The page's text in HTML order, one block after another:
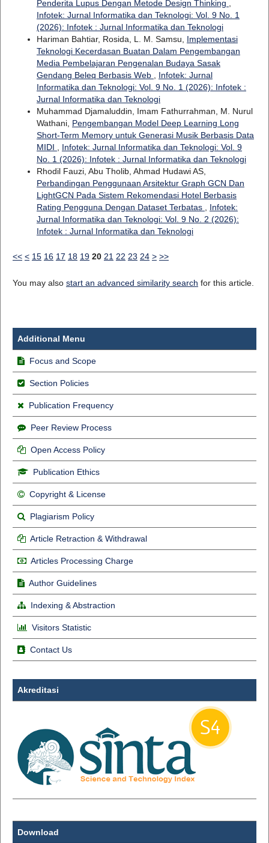
Penderita Lupus Dengan Metode Design Thinking
Infotek: Jurnal Informatika dan Teknologi: Vol. 9 No. 1
(2026): Infotek : Jurnal Informatika dan Teknologi
Hariman Bahtiar, Rosida, L. M. Samsu, Implementasi
Teknologi Kecerdasan Buatan Dalam Pengembangan
Media Pembelajaran Pengenalan Budaya Sasak
Gendang Beleq Berbasis Web
Infotek: Jurnal
Informatika dan Teknologi: Vol. 9 No. 1 (2026): Infotek :
Jurnal Informatika dan Teknologi
Muhammad Djamaluddin, Imam Fathurrahman, M. Nurul
Wathani, Pengembangan Model Deep Learning Long
Short-Term Memory untuk Generasi Musik Berbasis Data
MIDI
Infotek: Jurnal Informatika dan Teknologi: Vol. 9
No. 1 (2026): Infotek : Jurnal Informatika dan Teknologi
Rhodil Fauzi, Abu Tholib, Ahmad Hudawi AS,
Perbandingan Penggunaan Arsitektur Graph GCN Dan
LightGCN Pada Sistem Rekomendasi Hotel Berbasis
Rating Pengguna Dengan Dataset Terbatas
Infotek:
Jurnal Informatika dan Teknologi: Vol. 9 No. 2 (2026):
Infotek : Jurnal Informatika dan Teknologi
<< < 15 16 17 18 19 20 21 22 23 24 > >>
You may also start an advanced similarity search for this article.
Additional Menu
Focus and Scope
Section Policies
Publication Frequency
Peer Review Process
Open Access Policy
Publication Ethics
Copyright & License
Plagiarism Policy
Article Retraction & Withdrawal
Articles Processing Charge
Author Guidelines
Indexing & Abstraction
Visitors Statistic
Contact Us
Akreditasi
Download